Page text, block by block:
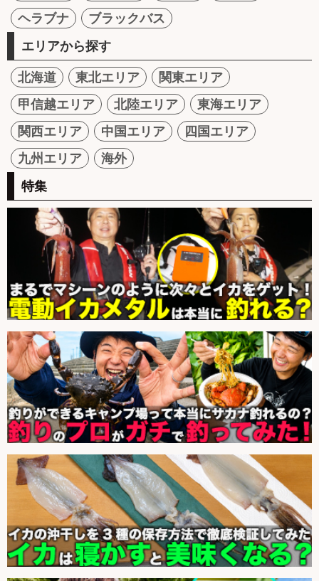
ヘラブナ
ブラックバス
エリアから探す
北海道 東北エリア
関東エリア
甲信越エリア
北陸エリア
東海エリア
関西エリア
中国エリア
四国エリア
九州エリア
海外
特集